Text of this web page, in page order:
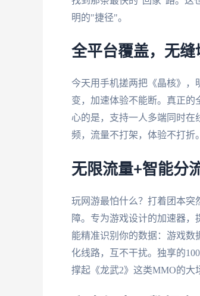
明的"捷径"。
全平台覆盖，无缝
今天用手机搓两把《晶核》，
变，加速体验不能断。真正的
心的是，支持一人多端同时
频，流量不打架，体验不打折
无限流量+智能分
玩网游最怕什么？打着团本突
障。专为游戏设计的加速器
能精准识别你的数据：游戏
化线路，互不干扰。独享的
撑起《龙武2》这类MMO的大